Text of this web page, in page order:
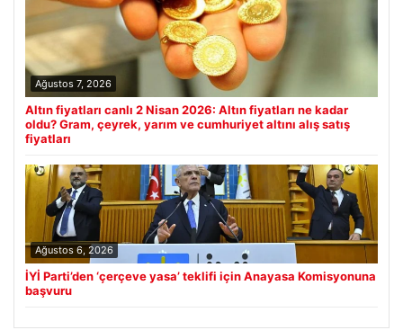
Ağustos 7, 2026
Altın fiyatları canlı 2 Nisan 2026: Altın fiyatları ne kadar
oldu? Gram, çeyrek, yarım ve cumhuriyet altını alış satış
fiyatları
Ağustos 6, 2026
İYİ Parti’den ‘çerçeve yasa’ teklifi için Anayasa Komisyonuna
başvuru